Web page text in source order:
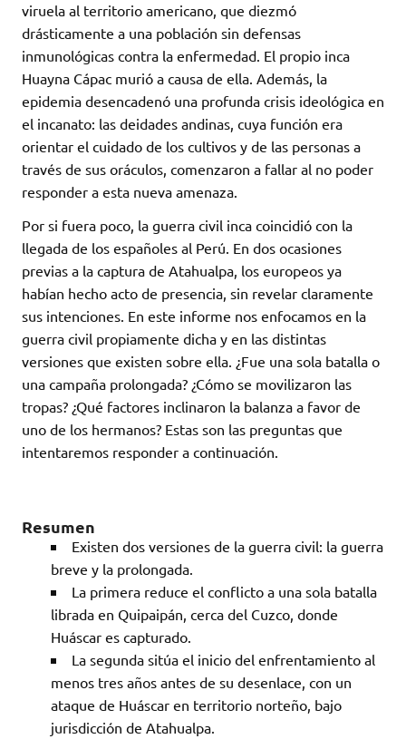
viruela al territorio americano, que diezmó
drásticamente a una población sin defensas
inmunológicas contra la enfermedad. El propio inca
Huayna Cápac murió a causa de ella. Además, la
epidemia desencadenó una profunda crisis ideológica en
el incanato: las deidades andinas, cuya función era
orientar el cuidado de los cultivos y de las personas a
través de sus oráculos, comenzaron a fallar al no poder
responder a esta nueva amenaza.
Por si fuera poco, la guerra civil inca coincidió con la
llegada de los españoles al Perú. En dos ocasiones
previas a la captura de Atahualpa, los europeos ya
habían hecho acto de presencia, sin revelar claramente
sus intenciones. En este informe nos enfocamos en la
guerra civil propiamente dicha y en las distintas
versiones que existen sobre ella. ¿Fue una sola batalla o
una campaña prolongada? ¿Cómo se movilizaron las
tropas? ¿Qué factores inclinaron la balanza a favor de
uno de los hermanos? Estas son las preguntas que
intentaremos responder a continuación.
Resumen
Existen dos versiones de la guerra civil: la guerra
breve y la prolongada.
La primera reduce el conflicto a una sola batalla
librada en Quipaipán, cerca del Cuzco, donde
Huáscar es capturado.
La segunda sitúa el inicio del enfrentamiento al
menos tres años antes de su desenlace, con un
ataque de Huáscar en territorio norteño, bajo
jurisdicción de Atahualpa.